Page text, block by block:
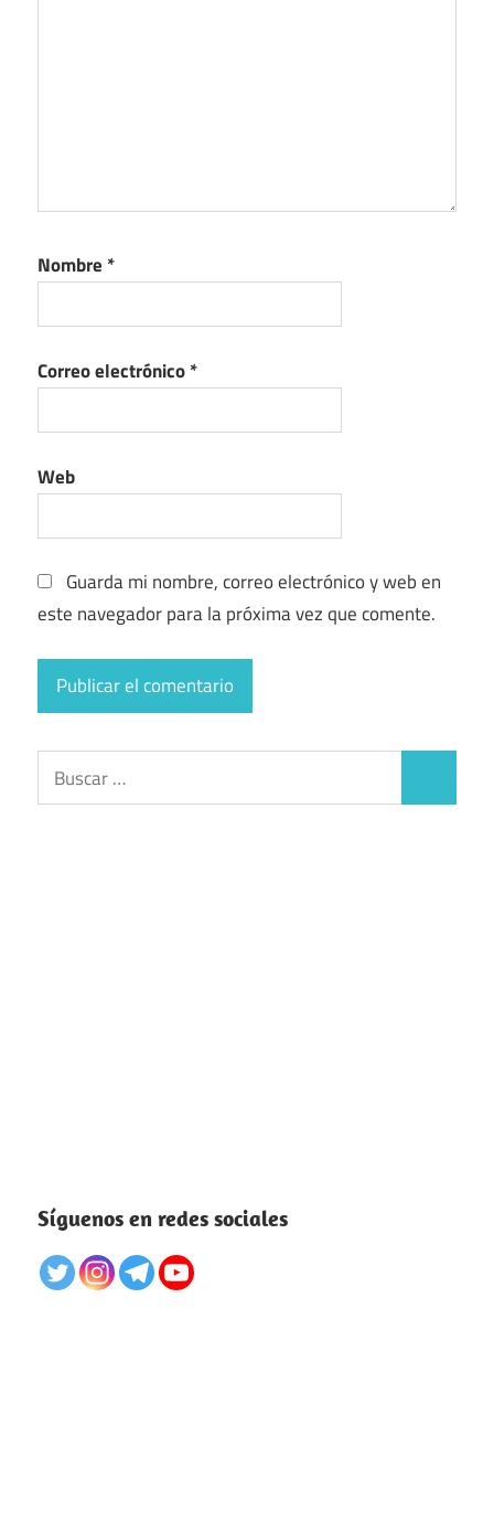
Nombre *
Correo electrónico*
Web
Guarda mi nombre, correo electrónico y web en
este navegador para la próxima vez que comente.
Buscar:
Síguenos en redes sociales